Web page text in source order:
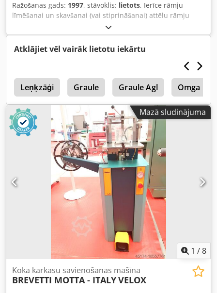
Ražošanas gads: 1997, stāvoklis: lietots, Ierīce rāmju
līmēšanai un skavšanai (vai stiprināšanai) attēlu rāmju
izgatavošanai. Chsdpfxjdbycaj Amrea
Atklājiet vēl vairāk lietotu iekārtu
Leņķzāģi Graule Graule Agl Omga
Mazā sludinājuma
1 /8
Koka karkasu savienošanas mašīna
BREVETTI MOTTA - ITALYVELOX